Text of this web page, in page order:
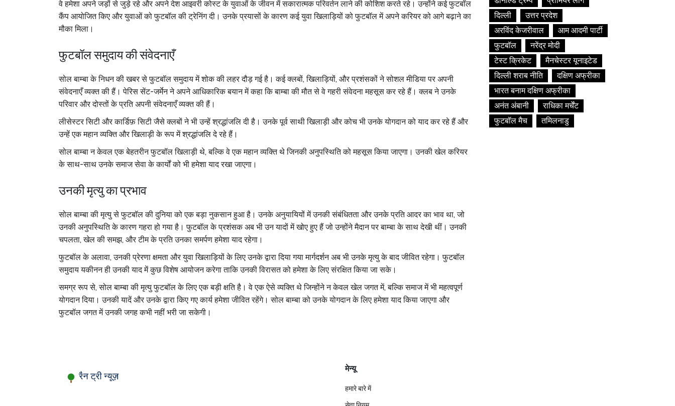
वे हमेशा अपने जड़ों से जुड़े रहे और अपने देश आइवरी कोस्ट के युवाओं के जीवन में सकारात्मक परिवर्तन लाने की कोशिश करते रहे। उन्होंने कई फुटबॉल
कैंप आयोजित किए और युवाओं को फुटबॉल की ट्रेनिंग दी। उनके प्रयासों के कारण कई युवा खिलाड़ियों को फुटबॉल में अपने करियर को आगे बढ़ाने का
मौका मिला।
फुटबॉल समुदाय की संवेदनाएँ
सोल बाम्बा के निधन की खबर से फुटबॉल समुदाय में शोक की लहर दौड़ गई है। कई क्लबों, खिलाड़ियों, और प्रशंसकों ने सोशल मीडिया पर अपनी
संवेदनाएँ व्यक्त की हैं। पेरिस सेंट-जर्मेन ने अपने आधिकारिक बयान में कहा कि बाम्बा की मौत से वे गहरी संवेदना महसूस कर रहे हैं। क्लब ने उनके
परिवार और दोस्तों के प्रति अपनी संवेदनाएँ व्यक्त की हैं।
लीसेस्टर सिटी और कार्डिफ़ सिटी जैसे क्लबों ने भी उन्हें श्रद्धांजलि दी है। उनके पूर्व साथी खिलाड़ी और कोच भी उनके योगदान को याद कर रहे हैं और
उन्हें एक महान व्यक्ति और खिलाड़ी के रूप में श्रद्धांजलि दे रहे हैं।
सोल बाम्बा न केवल एक बेहतरीन फुटबॉल खिलाड़ी थे, बल्कि वे एक महान व्यक्ति थे जिनकी अनुपस्थिति को महसूस किया जाएगा। उनकी खेल करियर
के साथ-साथ उनके समाज सेवा के कार्यों को भी हमेशा याद रखा जाएगा।
उनकी मृत्यु का प्रभाव
सोल बाम्बा की मृत्यु से फुटबॉल की दुनिया को एक बड़ा नुकसान हुआ है। उनके अनुयायियों में उनकी संबंधितता और उनके प्रति आदर का भाव था, जो
उनकी अनुपस्थिति के कारण गहरा हो गया है। फुटबॉल के प्रशंसक अब भी उन यादों में खोए हुए हैं जो उन्होंने मैदान पर बाम्बा के साथ देखी थीं। उनकी
चपलता, खेल की समझ, और टीम के प्रति उनका समर्पण हमेशा याद रहेगा।
फुटबॉल के अलावा, उनकी प्रेरणा क्षमता और युवा खिलाड़ियों के लिए उनके द्वारा दिया गया मार्गदर्शन अब भी उनके मृत्यु के बाद जीवित रहेगा। फुटबॉल
समुदाय यकीनन ही उनकी याद में कुछ विशेष आयोजन करेगा ताकि उनकी विरासत को हमेशा के लिए संरक्षित किया जा सके।
समग्र रूप से, सोल बाम्बा की मृत्यु फुटबॉल के लिए एक बड़ी क्षति है। वे एक ऐसे व्यक्ति थे जिन्होंने न केवल खेल जगत में, बल्कि समाज में भी महत्वपूर्ण
योगदान दिया। उनकी यादें और उनके द्वारा किए गए कार्य हमेशा जीवित रहेंगे। सोल बाम्बा को उनके योगदान के लिए हमेशा याद किया जाएगा और
फुटबॉल जगत में उनकी जगह कभी नहीं भरी जा सकेगी।
दिल्ली
उत्तर प्रदेश
अरविंद केजरीवाल
आम आदमी पार्टी
फुटबॉल
नरेंद्र मोदी
टेस्ट क्रिकेट
मैनचेस्टर यूनाइटेड
दिल्ली शराब नीति
दक्षिण अफ्रीका
भारत बनाम दक्षिण अफ्रीका
अनंत अंबानी
राधिका मर्चेंट
फुटबॉल मैच
तमिलनाडु
मेन्यू
हमारे बारे में